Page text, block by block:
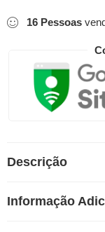
16 Pessoas
Descrição
Informação